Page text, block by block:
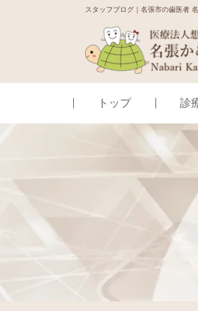
スタッフブログ｜名張市の歯医者
トップ 診